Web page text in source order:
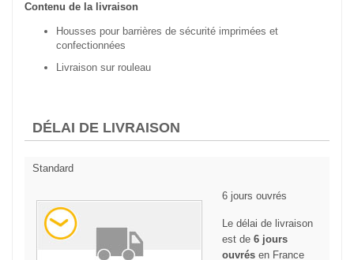
Contenu de la livraison
Housses pour barrières de sécurité imprimées et
confectionnées
Livraison sur rouleau
DÉLAI DE LIVRAISON
Standard
6 jours ouvrés
Le délai de livraison
est de 6 jours
ouvrés en France